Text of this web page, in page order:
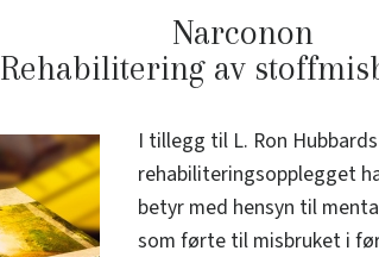
Narconon
Rehabilitering av
I tillegg til L. Ron
rehabiliteringsopplegget
betyr med hensyn til
som førte til misbruket i